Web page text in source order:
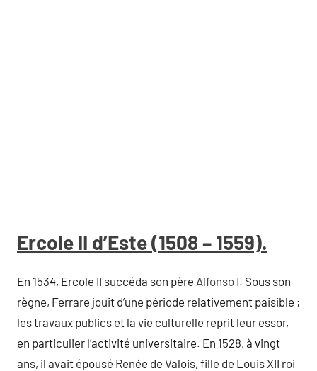
Ercole II d’Este (1508 – 1559).
En 1534, Ercole II succéda son père Alfonso I. Sous son
règne, Ferrare jouit d’une période relativement paisible ;
les travaux publics et la vie culturelle reprit leur essor,
en particulier l’activité universitaire. En 1528, à vingt
ans, il avait épousé Renée de Valois, fille de Louis XII roi